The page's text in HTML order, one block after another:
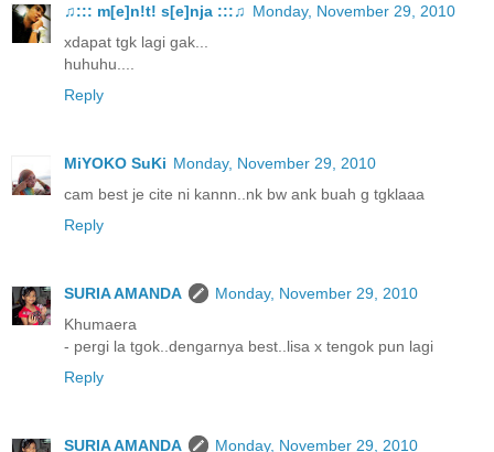
♫::: m[e]n!t! s[e]nja :::♫ Monday, November 29, 2010
xdapat tgk lagi gak...
huhuhu....
Reply
MiYOKO SuKi Monday, November 29, 2010
cam best je cite ni kannn..nk bw ank buah g tgklaaa
Reply
SURIA AMANDA
Monday, November 29, 2010
Khumaera
- pergi la tgok..dengarnya best..lisa x tengok pun lagi
Reply
SURIA AMANDA
Monday, November 29, 2010